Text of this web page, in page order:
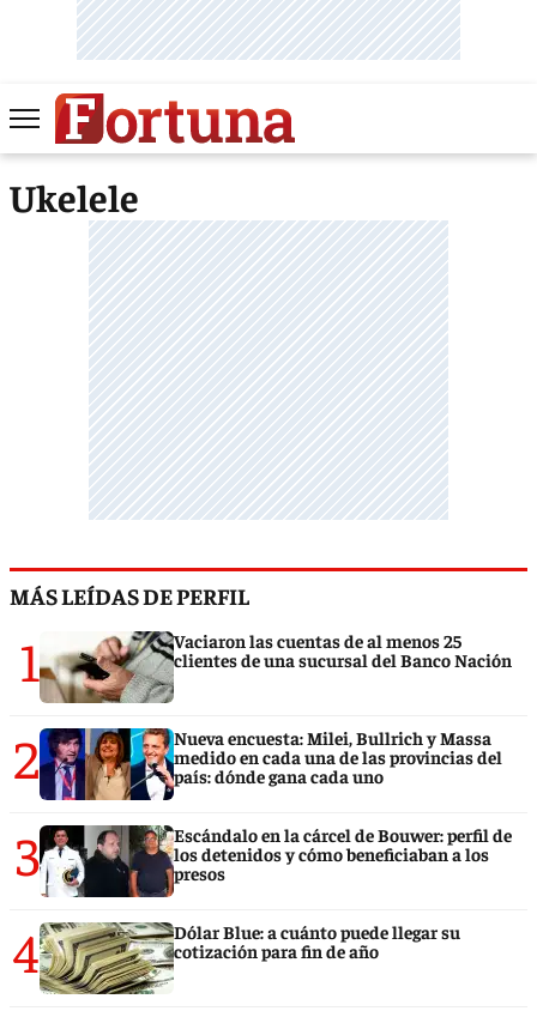
Ukelele
MÁS LEÍDAS DE PERFIL
1
Vaciaron las cuentas de al menos 25
clientes de una sucursal del Banco Nación
2
Nueva encuesta: Milei, Bullrich y Massa
medido en cada una de las provincias del
país: dónde gana cada uno
3
Escándalo en la cárcel de Bouwer: perfil de
los detenidos y cómo beneficiaban a los
presos
4
Dólar Blue: a cuánto puede llegar su
cotización para fin de año